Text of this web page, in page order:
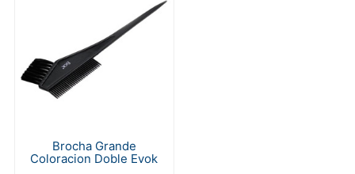
Brocha Grande
Coloracion Doble Evok